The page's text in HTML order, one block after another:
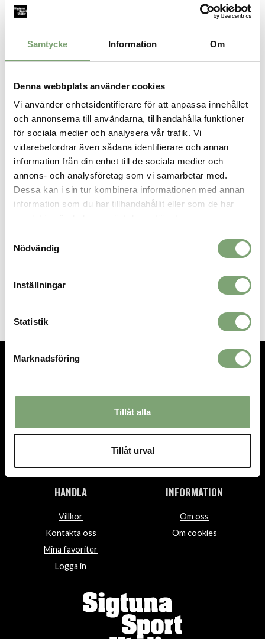
Samtycke Information Om
Denna webbplats använder cookies
Vi använder enhetsidentifierare för att anpassa innehållet
och annonserna till användarna, tillhandahålla funktioner
för sociala medier och analysera vår trafik. Vi
vidarebefordrar även sådana identifierare och annan
information från din enhet till de sociala medier och
annons- och analysföretag som vi samarbetar med.
Dessa kan i sin tur kombinera informationen med annan
information som du har tillhandahållit eller som de har
Nödvändig
Inställningar
Statistik
Marknadsföring
Tillåt alla
Tillåt urval
Finns i lager för omgående leverans
Produktbeskrivning:
passform, stickat med en tråd som gör plagget extra glansigt.
exceptionellt bekväm och mjuk mot huden. Merinoullens naturliga
egenskaper ger hög fukttransport, god andningsförmåga och
gör den naturligt luktresistent. Gjord för vandringsäventyr – men
passar också bra i en mer urban omgivning.
Specifikation:
Bred och bekväm resår i midjan.
200 g m/2
SPARA SOM FAVORIT
Artikelnummer:
TEL.08-592 512 13
INFO@SIGTUNASPORT.SE
Besök oss:
Stora Gatan 29, Sigtuna
Öppettider:
HANDLA
Villkor
Kontakta oss
Mina favoriter
Logga in
INFORMATION
Om oss
Om cookies